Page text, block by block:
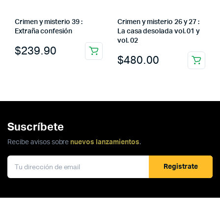
Crimen y misterio 39 :
Extraña confesión
$239.90
Crimen y misterio 26 y 27 :
La casa desolada vol. 01 y
vol. 02
$480.00
Suscríbete
Recibe avisos sobre nuevos lanzamientos.
Registrate